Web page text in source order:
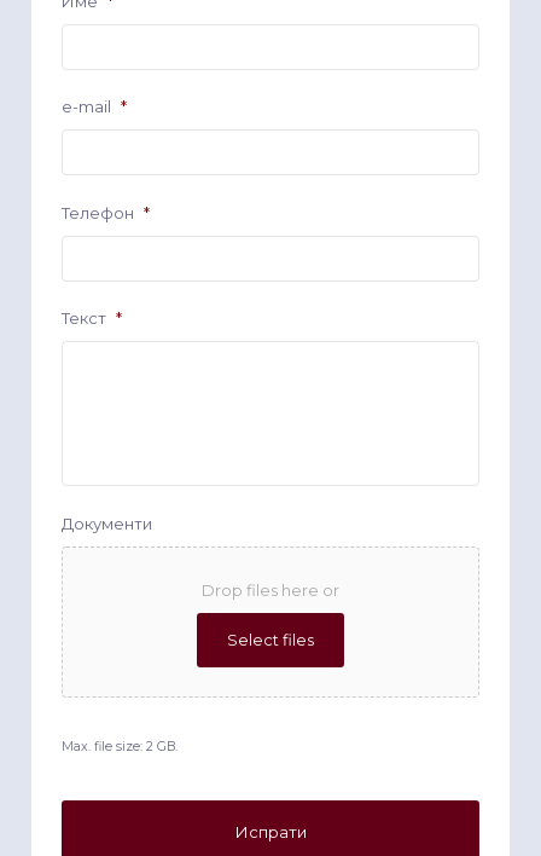
e-mail *
Телефон *
Текст *
Документи
Drop files here or
Select files
Max. file size: 2 GB.